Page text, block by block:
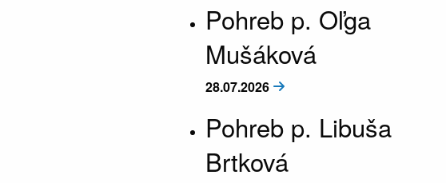
Pohreb p. Oľga
Mušáková
28.07.2026
Pohreb p. Libuša
Brtková